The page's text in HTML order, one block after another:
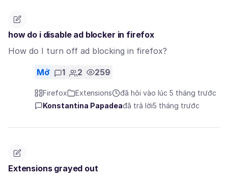
how do i disable ad blocker in firefox
How do I turn off ad blocking in firefox?
Mở 1 2 259
Firefox Extensions
đã hỏi vào lúc 5 tháng trước
Konstantina Papadeađã trả lời5 tháng trước
Extensions grayed out